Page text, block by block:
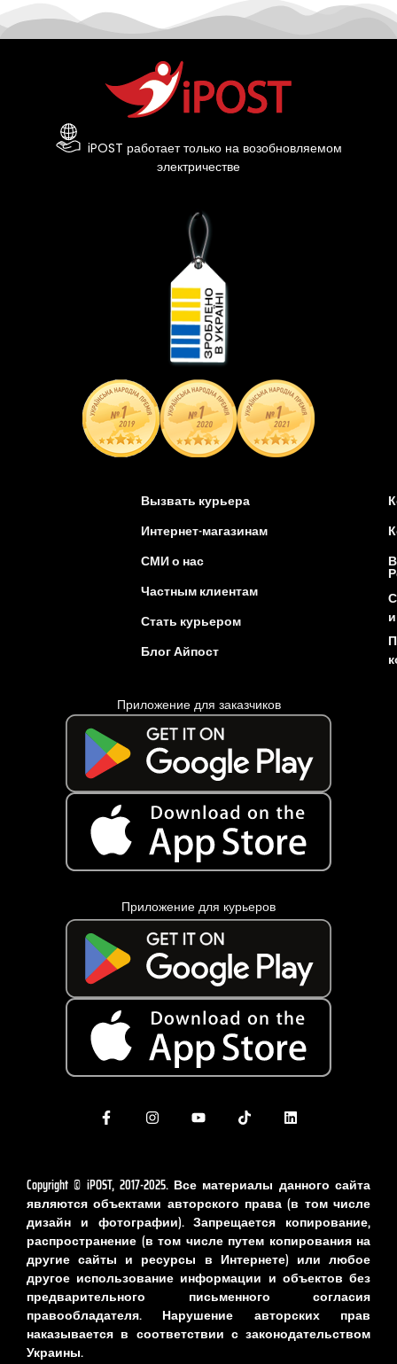
iPOST работает только на возобновляемом
электричестве
Вызвать курьера
Интернет-магазинам
СМИ о нас
Частным клиентам
Стать курьером
Блог Айпост
Приложение для заказчиков
Приложение для курьеров
Copyright © iPOST, 2017-2025. Все материалы данного сайта
являются объектами авторского права (в том числе
дизайн и фотографии). Запрещается копирование,
распространение (в том числе путем копирования на
другие сайты и ресурсы в Интернете) или любое
другое использование информации и объектов без
предварительного письменного согласия
правообладателя. Нарушение авторских прав
наказывается в соответствии с законодательством
Украины.